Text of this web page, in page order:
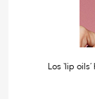
Los ‘lip